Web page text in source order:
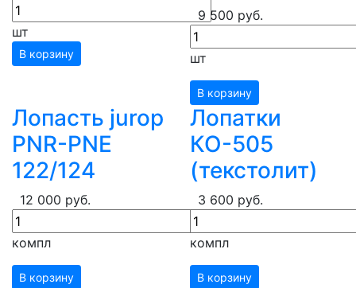
шт
В корзину
9 500 руб.
шт
В корзину
Лопасть jurop
PNR-PNE
122/124
12 000 руб.
компл
В корзину
Лопатки
КО-505
(текстолит)
3 600 руб.
компл
В корзину